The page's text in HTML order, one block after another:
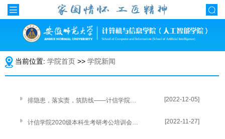
当前位置: 学院首页 >> 学院新闻
排隐患，落实责，筑防线——计信学院开展冬季安全大检查活动 [2022-12-05]
[2022-11-27]